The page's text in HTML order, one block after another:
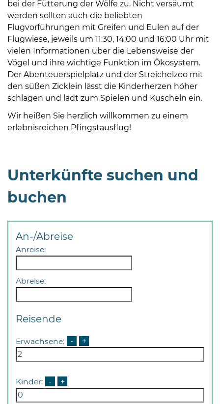
bei der Fütterung der Wölfe zu. Nicht versäumt
werden sollten auch die beliebten
Flugvorführungen mit Greifen und Eulen auf der
Flugwiese, jeweils um 11:30, 14:00 und 16:00 Uhr mit
vielen Informationen über die Lebensweise der
Vögel und ihre wichtige Funktion im Ökosystem.
Der Abenteuerspielplatz und der Streichelzoo mit
den süßen Zicklein lässt die Kinderherzen höher
schlagen und lädt zum Spielen und Kuscheln ein.
Wir heißen Sie herzlich willkommen zu einem
erlebnisreichen Pfingstausflug!
Unterkünfte suchen und
buchen
An-/Abreise
Anreise:
Abreise:
Reisende
Erwachsene: - +
Kinder: - +